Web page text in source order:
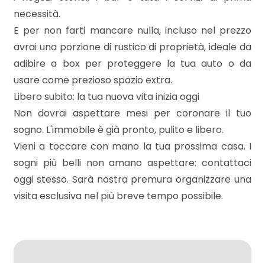
necessità.
E per non farti mancare nulla, incluso nel prezzo
avrai una porzione di rustico di proprietà, ideale da
adibire a box per proteggere la tua auto o da
usare come prezioso spazio extra.
Libero subito: la tua nuova vita inizia oggi
Non dovrai aspettare mesi per coronare il tuo
sogno. L'immobile è già pronto, pulito e libero.
Vieni a toccare con mano la tua prossima casa. I
sogni più belli non amano aspettare: contattaci
oggi stesso. Sarà nostra premura organizzare una
visita esclusiva nel più breve tempo possibile.
3
4
5
5+
Camere
minime